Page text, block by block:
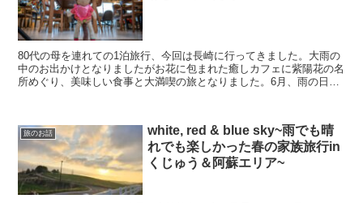
80代の母を連れての1泊旅行、今回は長崎に行ってきました。大雨の
中のお出かけとなりましたがお花に包まれた癒しカフェに紫陽花の名
所めぐり、美味しい食事と大満喫の旅となりました。6月、雨の日の
旅のお話
white, red & blue sky~雨でも晴
れでも楽しかった春の家族旅行in
くじゅう＆阿蘇エリア~